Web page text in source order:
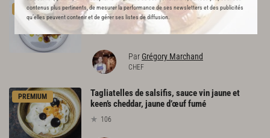
contenus plus pertinents, de mesurer la performance de ses newsletters et des publicités
qu’elles peuvent contenir et de gérer ses listes de diffusion.
PREMIUM
Salsifis glacés au miel, crumble de panais,
kumquat du Masbachet
91
ParGrégory Marchand
CHEF
PREMIUM
Tagliatelles de salsifis, sauce vin jaune et
keen’s cheddar, jaune d’œuf fumé
106